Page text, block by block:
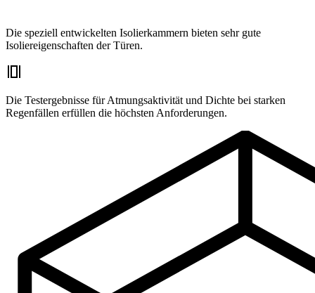
Die speziell entwickelten Isolierkammern bieten sehr gute
Isoliereigenschaften der Türen.
Die Testergebnisse für Atmungsaktivität und Dichte bei starken
Regenfällen erfüllen die höchsten Anforderungen.